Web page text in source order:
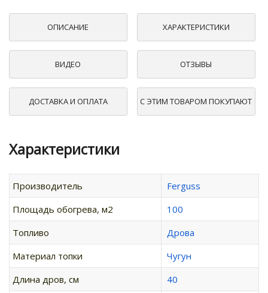
ОПИСАНИЕ ХАРАКТЕРИСТИКИ
ВИДЕО ОТЗЫВЫ
ДОСТАВКА И ОПЛАТА С ЭТИМ ТОВАРОМ ПОКУПАЮТ
Характеристики
Производитель
Ferguss
Площадь обогрева, м2
100
Топливо
Дрова
Материал топки
Чугун
Длина дров, см
40